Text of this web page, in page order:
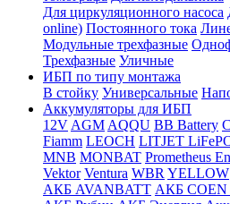
Для циркуляционного насоса
online) Постоянного тока
Модульные трехфазные
Трехфазные Уличные
ИБП по типу монтажа
В стойку Универсальные
Аккумуляторы для ИБП
12V AGM AQQU BB Battery
Fiamm LEOCH LITJET
MNB MONBAT Prometheus
Vektor Ventura WBR YELLOW
АКБ AVANBATT АКБ COEN